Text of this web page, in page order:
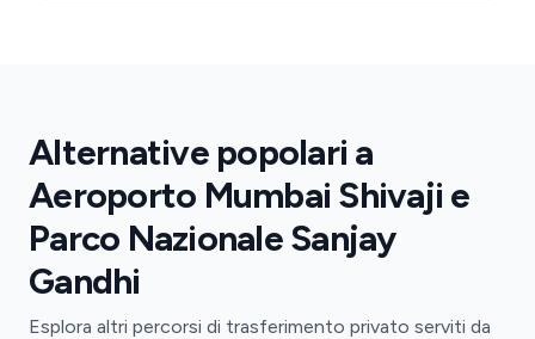
Alternative popolari a
Aeroporto Mumbai Shivaji e
Parco Nazionale Sanjay
Gandhi
Esplora altri percorsi di trasferimento privato serviti da